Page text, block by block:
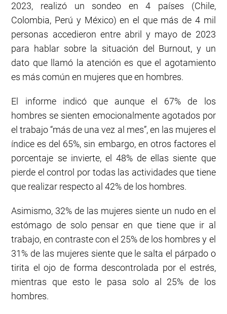
2023, realizó un sondeo en 4 países (Chile,
Colombia, Perú y México) en el que más de 4 mil
personas accedieron entre abril y mayo de 2023
para hablar sobre la situación del Burnout, y un
dato que llamó la atención es que el agotamiento
es más común en mujeres que en hombres.
El informe indicó que aunque el 67% de los
hombres se sienten emocionalmente agotados por
el trabajo “más de una vez al mes”, en las mujeres el
índice es del 65%, sin embargo, en otros factores el
porcentaje se invierte, el 48% de ellas siente que
pierde el control por todas las actividades que tiene
que realizar respecto al 42% de los hombres.
Asimismo, 32% de las mujeres siente un nudo en el
estómago de solo pensar en que tiene que ir al
trabajo, en contraste con el 25% de los hombres y el
31% de las mujeres siente que le salta el párpado o
tirita el ojo de forma descontrolada por el estrés,
mientras que esto le pasa solo al 25% de los
hombres.